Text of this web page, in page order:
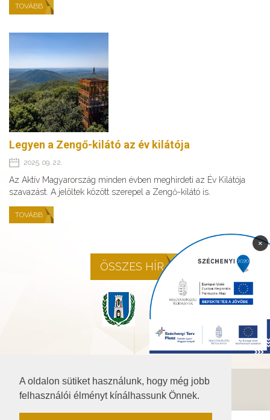
A oldalon sütiket használunk, hogy még jobb
felhasználói élményt kínálhassunk Önnek.
TOVÁBB
Legyen a Zengő-kilátó az év kilátója
2025. 09. 22.
Az Aktív Magyarország minden évben meghirdeti az Év Kilátója
szavazást. A jelöltek között szerepel a Zengő-kilátó is.
TOVÁBB
ÖSSZES HÍR
©2026 Baranya.hu
Akadálymentesítési nyilatkozat
×